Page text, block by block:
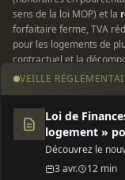
sens de la loi MOP) et la
forfaitaire ferme, TVA
pour les logements de
contractuel et la
garantit une enveloppe
INFORMATIONS
SIRET 935 185 785
— Siège social 229 rue
VEILLE
Loi de
logement »
2026
Découvrez le
(Jeanbrun) de la
majeure pour
3 avr. 12 min